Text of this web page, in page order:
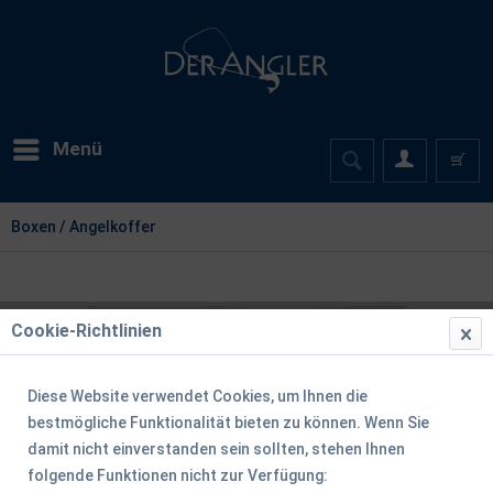
Menü
Boxen / Angelkoffer
Cookie-Richtlinien
Diese Website verwendet Cookies, um Ihnen die
bestmögliche Funktionalität bieten zu können. Wenn Sie
damit nicht einverstanden sein sollten, stehen Ihnen
folgende Funktionen nicht zur Verfügung: